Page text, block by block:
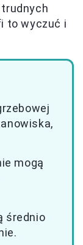
to wyczuć i
mogą
średnio